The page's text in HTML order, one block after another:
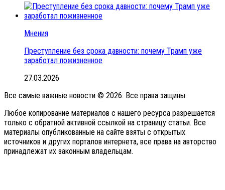
Мнения
Преступление без срока давности: почему Трамп уже
заработал пожизненное
27.03.2026
Все самые важные новости © 2026. Все права защины.
Любое копирование материалов с нашего ресурса разрешается
только с обратной активной ссылкой на страницу статьи. Все
материалы опубликованные на сайте взяты с открытых
источников и других порталов интернета, все права на авторство
принадлежат их законным владельцам.